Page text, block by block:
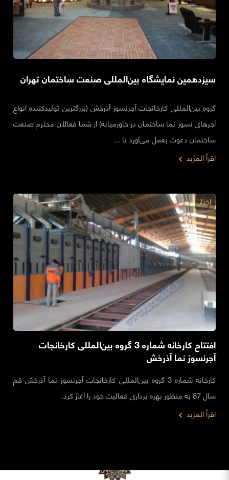
سیزدهمین نمایشگاه بین‌المللی صنعت ساختمان تهران
گروه بین‌المللی کارخانجات آجرنسوز آذرخش (بزرگترین تولیدکننده انواع
آجرهای نسوز نما ساختمان در خاورمیانه) از شما فعالان محترم صنعت
ساختمان دعوت بعمل می‌آورد تا ...
اقرأ المزيد
افتتاح کارخانه شماره 3 گروه بین‌المللی کارخانجات
آجرنسوز نما آذرخش
کارخانه شماره 3 گروه بین‌المللی کارخانجات آجرنسوز نما آذرخش قم
سال 87 به منظور بهره برداری فعالیت خود را آغاز کرد.
اخبار
اقرأ المزيد